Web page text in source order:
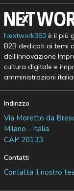
Nextwork360è il più
B2B dedicati ai temi
dell’Innovazione
cultura digitale e
amministrazioni
Indirizzo
Via Moretto da
Milano - Italia
CAP 20133
Contatti
Contatta il nostro